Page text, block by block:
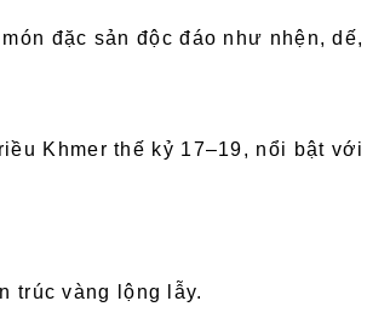
đặc sản độc đáo như nhện, dế,
Khmer thế kỷ 17–19, nổi bật
trúc vàng lộng lẫy.